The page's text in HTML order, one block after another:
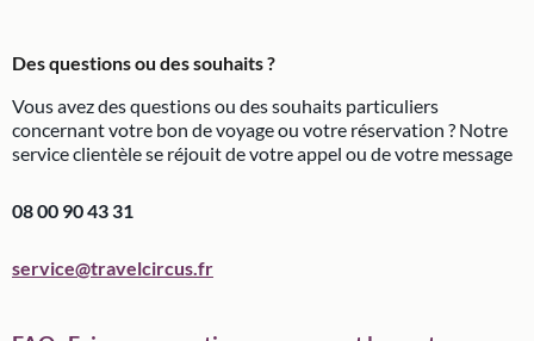
Des questions ou des souhaits ?
Vous avez des questions ou des souhaits particuliers
concernant votre bon de voyage ou votre réservation ? Notre
service clientèle se réjouit de votre appel ou de votre message
08 00 90 43 31
service@travelcircus.fr